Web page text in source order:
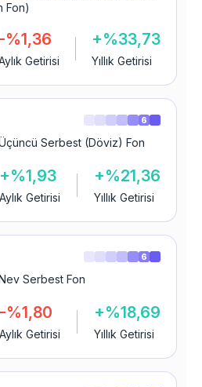
Fon)
-%1,36
Getirisi
+%33,73
Yıllık Getirisi
Serbest (Döviz) Fon
+%1,93
Aylık Getirisi
+%21,36
Yıllık Getirisi
6
Serbest Fon
-%1,80
Aylık Getirisi
+%18,69
Yıllık Getirisi
6